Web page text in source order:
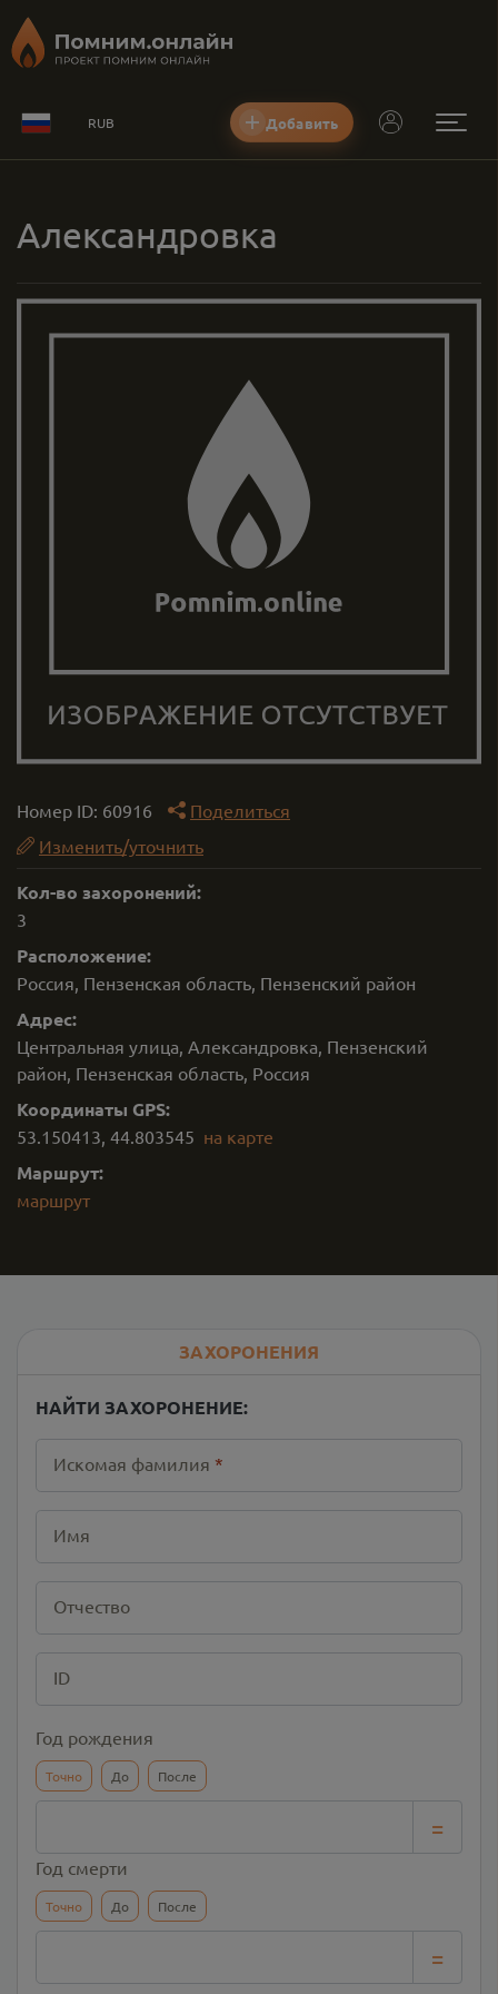
RUB Добавить
Александровка
Номер ID: 60916
Поделиться
Изменить/уточнить
Кол-во захоронений:
3
Расположение:
Россия, Пензенская область, Пензенский район
Адрес:
Центральная улица, Александровка, Пензенский
район, Пензенская область, Россия
Координаты GPS:
53.150413, 44.803545 на карте
Маршрут:
маршрут
ЗАХОРОНЕНИЯ
НАЙТИ ЗАХОРОНЕНИЕ:
Искомая фамилия *
Имя
Отчество
ID
Год рождения
Точно До После
=
Год смерти
Точно До После
=